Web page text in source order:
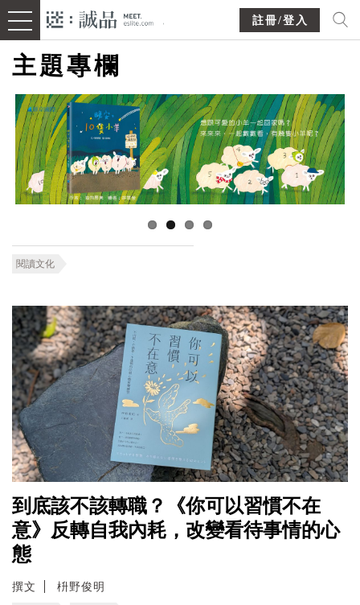
註冊/登入
主題專欄
閱讀文化
到底該不該轉職？《你可以習慣不在
意》反轉自我內耗，改變看待事情的心
態
撰文 枡野俊明